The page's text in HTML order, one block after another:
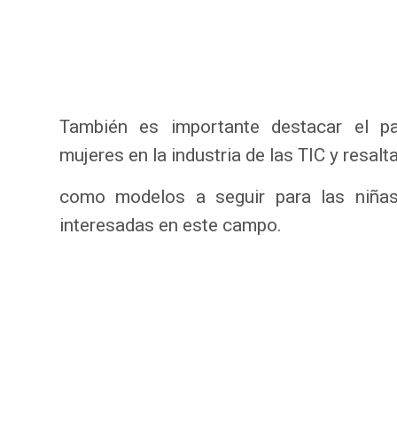
También es importante destacar el
mujeres en la industria de las TIC y
como modelos a seguir para las
interesadas en este campo.